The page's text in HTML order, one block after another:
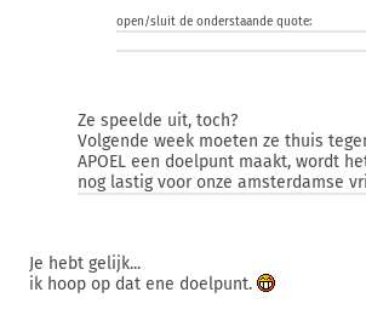
open/sluit de onderstaande quote:
Ze speelde uit, toch?
Volgende week moeten ze thuis
APOEL een doelpunt maakt, wordt
nog lastig voor onze amsterdamse
Je hebt gelijk...
ik hoop op dat ene doelpunt.